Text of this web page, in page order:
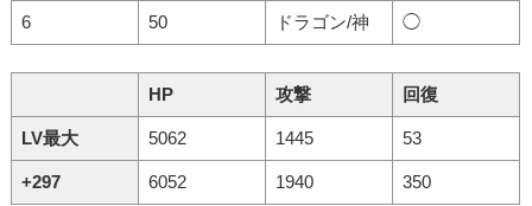
6 50 ドラゴン/神 ◯
HP 攻撃 回復
LV最大 5062 1445 53
+297 6052 1940 350